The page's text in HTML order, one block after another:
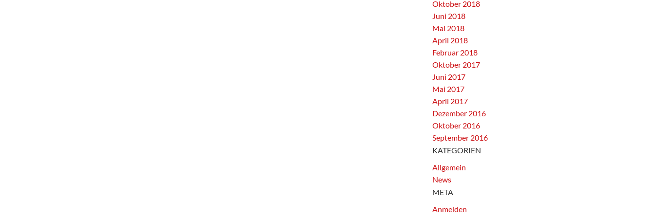
Oktober 2018
Juni 2018
Mai 2018
April 2018
Februar 2018
Oktober 2017
Juni 2017
Mai 2017
April 2017
Dezember 2016
Oktober 2016
September 2016
KATEGORIEN
Allgemein
News
META
Anmelden